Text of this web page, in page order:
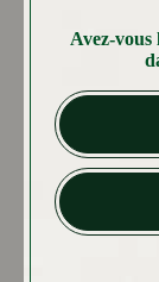
Avez-vous
d’honorer
Article 7
Paiement